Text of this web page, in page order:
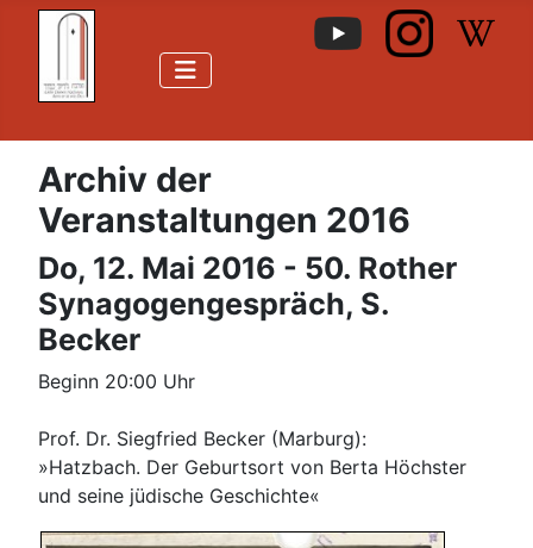
Archiv der
Veranstaltungen 2016
Do, 12. Mai 2016 - 50. Rother
Synagogengespräch, S.
Becker
Beginn 20:00 Uhr
Prof. Dr. Siegfried Becker (Marburg):
»Hatzbach. Der Geburtsort von Berta Höchster
und seine jüdische Geschichte«